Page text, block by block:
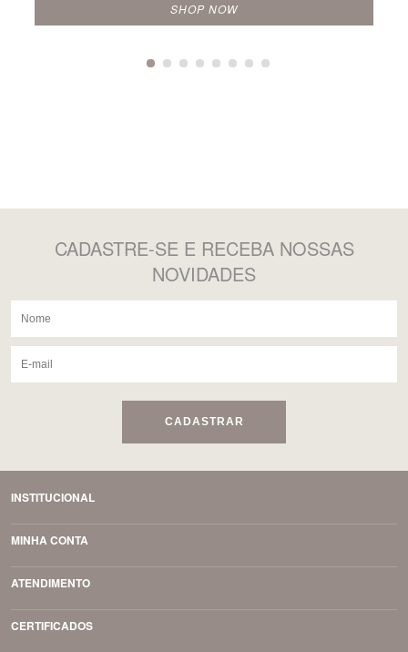
SHOP NOW
CADASTRE-SE E RECEBA NOSSAS
NOVIDADES
CADASTRAR
INSTITUCIONAL
MINHA CONTA
ATENDIMENTO
CERTIFICADOS